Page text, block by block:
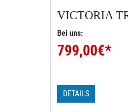
VICTORIA
Bei uns:
799,00€*
DETAILS